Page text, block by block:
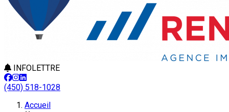
INFOLETTRE
(450) 518-1028
Accueil